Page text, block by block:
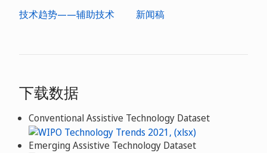
技术趋势——辅助技术 新闻稿
下载数据
Conventional Assistive Technology Dataset
Emerging Assistive Technology Dataset